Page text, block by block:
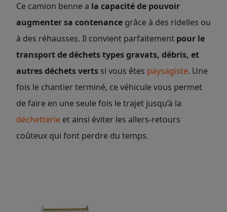
Ce camion benne a la capacité de pouvoir
augmenter sa contenance grâce à des ridelles ou
à des réhausses. Il convient parfaitement pour le
transport de déchets types gravats, débris, et
autres déchets verts si vous êtes paysagiste. Une
fois le chantier terminé, ce véhicule vous permet
de faire en une seule fois le trajet jusqu’à la
déchetterie et ainsi éviter les allers-retours
coûteux qui font perdre du temps.